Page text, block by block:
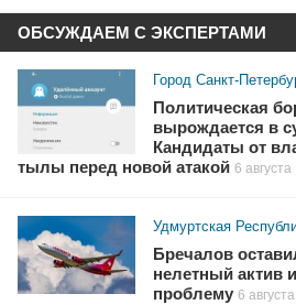
ОБСУЖДАЕМ С ЭКСПЕРТАМИ
Город Санкт-
Политическая
вырождается в
Кандидаты от
тылы перед новой атакой 6 августа
Удмуртская
Бречалов
нелетный актив
проблему 6 августа